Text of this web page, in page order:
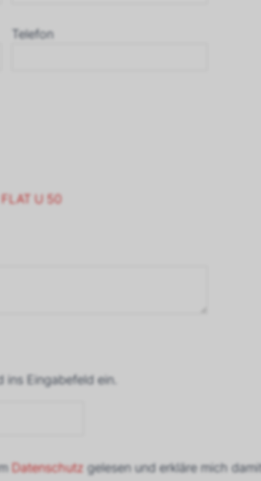
Telefon
U 50
ins Eingabefeld ein.
Datenschutz gelesen und erkläre mich